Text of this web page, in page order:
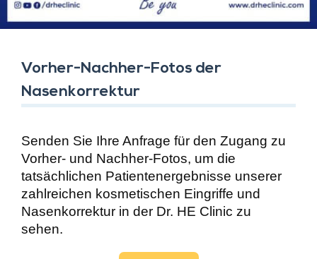
Vorher-Nachher-Fotos der
Nasenkorrektur
Senden Sie Ihre Anfrage für den Zugang zu
Vorher- und Nachher-Fotos, um die
tatsächlichen Patientenergebnisse unserer
zahlreichen kosmetischen Eingriffe und
Nasenkorrektur in der Dr. HE Clinic zu
sehen.